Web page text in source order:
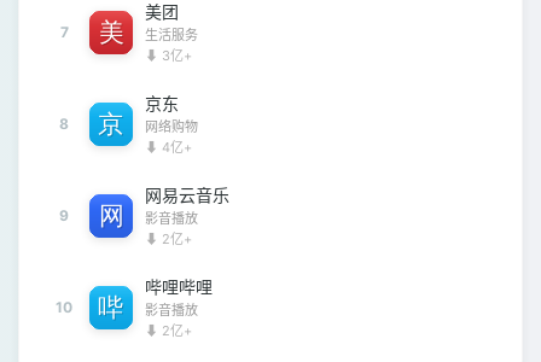
7
美团
生活服务
⬇ 3亿+
8
京东
网络购物
⬇ 4亿+
9
网易云音乐
影音播放
⬇ 2亿+
10
哔哩哔哩
影音播放
⬇ 2亿+